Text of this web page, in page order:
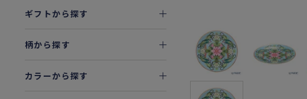
ギフトから探す
柄から探す
カラーから探す